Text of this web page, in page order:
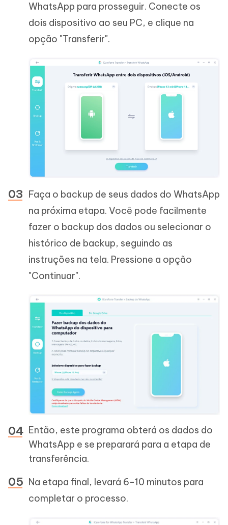
WhatsApp para prosseguir. Conecte os
dois dispositivo ao seu PC, e clique na
opção "Transferir".
Faça o backup de seus dados do WhatsApp
na próxima etapa. Você pode facilmente
fazer o backup dos dados ou selecionar o
histórico de backup, seguindo as
instruções na tela. Pressione a opção
"Continuar".
Então, este programa obterá os dados do
WhatsApp e se preparará para a etapa de
transferência.
Na etapa final, levará 6-10 minutos para
completar o processo.